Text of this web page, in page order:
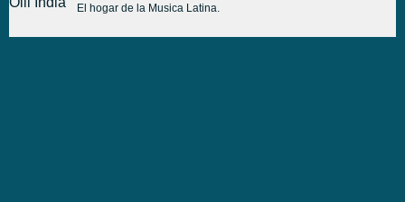
El hogar de la Musica Latina.